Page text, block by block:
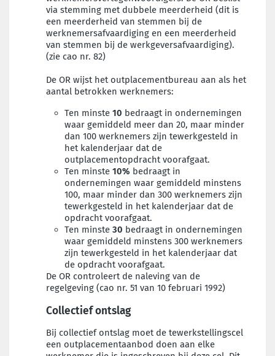
via stemming met dubbele meerderheid (dit is
een meerderheid van stemmen bij de
werknemersafvaardiging en een meerderheid
van stemmen bij de werkgeversafvaardiging).
(zie cao nr. 82)
De OR wijst het outplacementbureau aan als het
aantal betrokken werknemers:
Ten minste 10 bedraagt in ondernemingen
waar gemiddeld meer dan 20, maar minder
dan 100 werknemers zijn tewerkgesteld in
het kalenderjaar dat de
outplacementopdracht voorafgaat.
Ten minste 10% bedraagt in
ondernemingen waar gemiddeld minstens
100, maar minder dan 300 werknemers zijn
tewerkgesteld in het kalenderjaar dat de
opdracht voorafgaat.
Ten minste 30 bedraagt in ondernemingen
waar gemiddeld minstens 300 werknemers
zijn tewerkgesteld in het kalenderjaar dat
de opdracht voorafgaat.
De OR controleert de naleving van de
regelgeving (cao nr. 51 van 10 februari 1992)
Collectief ontslag
Bij collectief ontslag moet de tewerkstellingscel
een outplacementaanbod doen aan elke